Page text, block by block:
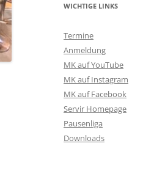
WICHTIGE LINKS
Termine
Anmeldung
MK auf YouTube
MK auf Instagram
MK auf Facebook
Servir Homepage
Pausenliga
Downloads